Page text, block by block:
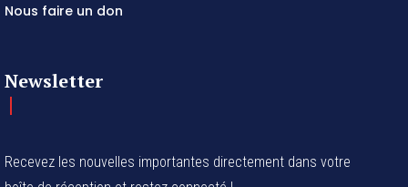
Nous faire un don
Newsletter
Recevez les nouvelles importantes directement dans votre